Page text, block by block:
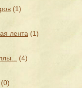
(1)
лента (1)
(4)
(0)